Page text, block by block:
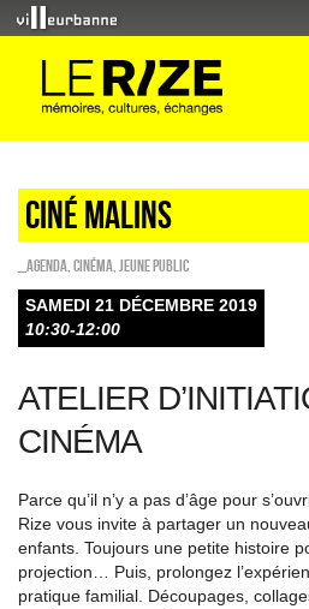
Ciné malins
_Agenda Cinéma Jeune public
SAMEDI 21 DÉCEMBRE 2019
10:30-12:00
ATELIER
CINÉMA
Parce qu’il n’y a pas d’âge pour
Rize vous invite à partager un
enfants. Toujours une petite histoire
projection… Puis, prolongez
pratique familial. Découpages,